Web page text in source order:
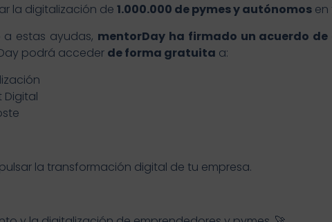
la digitalización de 1.000.000 de pymes y autónomosen
estas ayudas, mentorDay ha firmado un acuerdo
podrá acceder de forma gratuita a:
Digital
la transformación digital de tu empresa.